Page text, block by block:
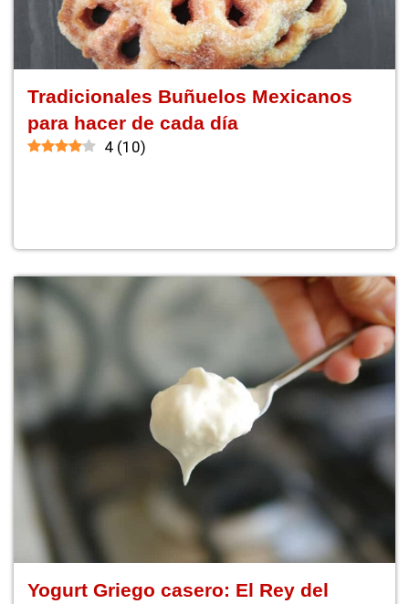
Tradicionales Buñuelos Mexicanos
para hacer de cada día
4 (10)
Yogurt Griego casero: El Rey del